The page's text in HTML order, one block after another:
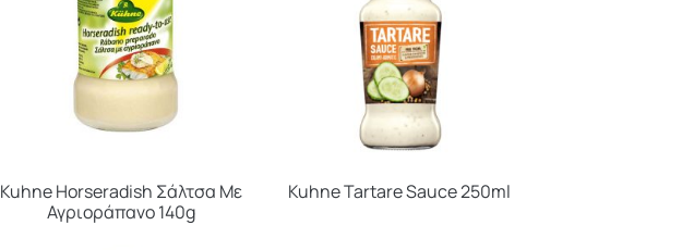
Kuhne Horseradish Σάλτσα Με
Αγριοράπανο 140g
Kuhne Tartare Sauce 250ml